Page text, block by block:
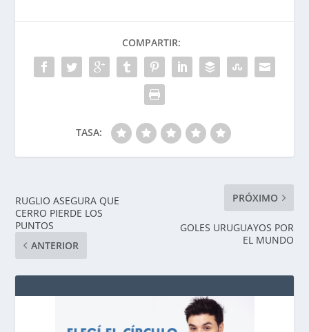
COMPARTIR:
TASA:
RUGLIO ASEGURA QUE
CERRO PIERDE LOS
PUNTOS
ANTERIOR
PRÓXIMO
GOLES URUGUAYOS POR
EL MUNDO